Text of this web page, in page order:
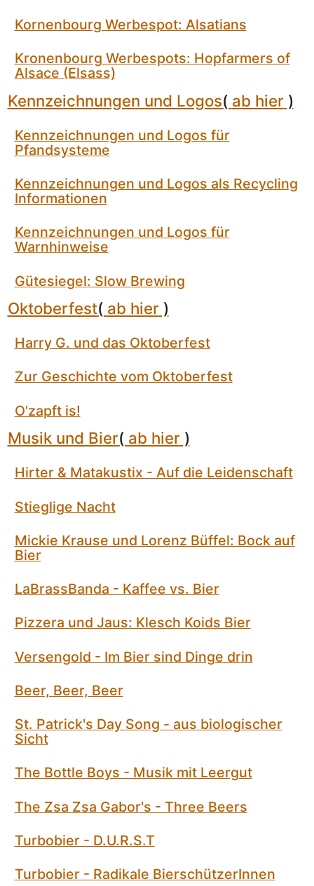
Kornenbourg Werbespot: Alsatians
Kronenbourg Werbespots: Hopfarmers of
Alsace (Elsass)
Kennzeichnungen und Logos( ab hier)
Kennzeichnungen und Logos für
Pfandsysteme
Kennzeichnungen und Logos als Recycling
Informationen
Kennzeichnungen und Logos für
Warnhinweise
Gütesiegel: Slow Brewing
Oktoberfest( ab hier)
Harry G. und das Oktoberfest
Zur Geschichte vom Oktoberfest
O'zapft is!
Musik und Bier( ab hier)
Hirter & Matakustix - Auf die Leidenschaft
Stieglige Nacht
Mickie Krause und Lorenz Büffel: Bock auf
Bier
LaBrassBanda - Kaffee vs. Bier
Pizzera und Jaus: Klesch Koids Bier
Versengold - Im Bier sind Dinge drin
Beer, Beer, Beer
St. Patrick's Day Song - aus biologischer
Sicht
The Bottle Boys - Musik mit Leergut
The Zsa Zsa Gabor's - Three Beers
Turbobier - D.U.R.S.T
Turbobier - Radikale BierschützerInnen